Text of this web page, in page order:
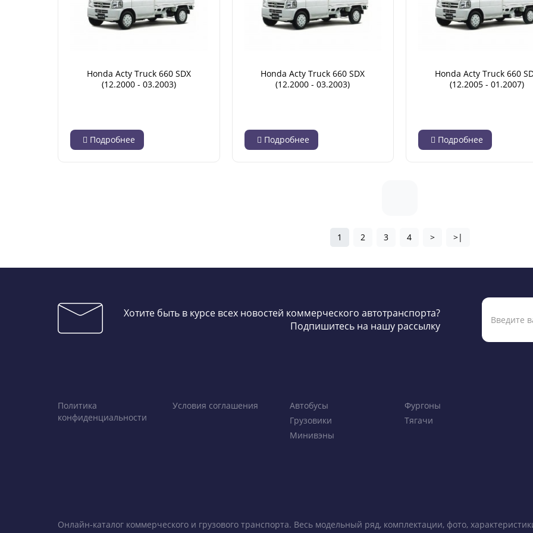
Honda Acty Truck 660 SDX
(12.2000 - 03.2003)
Подробнее
Honda Acty Truck 660 SDX
(12.2000 - 03.2003)
Подробнее
Honda Acty Truck 660
(12.2005 - 01.2007)
Подробнее
1 2 3 4 > >|
Хотите быть в курсе всех новостей коммерческого автотранспорта?
Подпишитесь на нашу рассылку
Политика
конфиденциальности
Условия соглашения
Автобусы
Грузовики
Минивэны
Фургоны
Тягачи
Онлайн-каталог коммерческого и грузового транспорта. Весь модельный ряд, комплектации, фото,